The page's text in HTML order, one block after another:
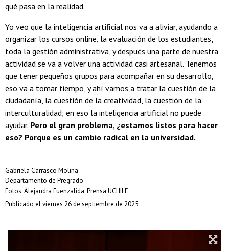
qué pasa en la realidad.
Yo veo que la inteligencia artificial nos va a aliviar, ayudando a
organizar los cursos online, la evaluación de los estudiantes,
toda la gestión administrativa, y después una parte de nuestra
actividad se va a volver una actividad casi artesanal. Tenemos
que tener pequeños grupos para acompañar en su desarrollo,
eso va a tomar tiempo, y ahí vamos a tratar la cuestión de la
ciudadanía, la cuestión de la creatividad, la cuestión de la
interculturalidad; en eso la inteligencia artificial no puede
ayudar. Pero el gran problema, ¿estamos listos para hacer
eso? Porque es un cambio radical en la universidad.
Gabriela Carrasco Molina
Departamento de Pregrado
Fotos: Alejandra Fuenzalida, Prensa UCHILE
Publicado el viernes 26 de septiembre de 2025